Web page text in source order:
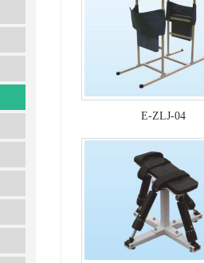
E-ZLJ-04